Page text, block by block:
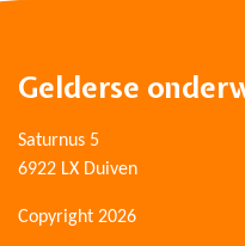
Gelderse
Saturnus 5
6922 LX Duiven
Copyright 2026